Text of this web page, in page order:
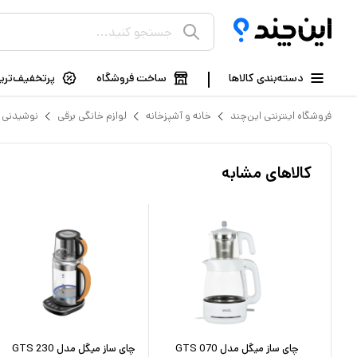
دسته‌بندی کالاها ساخت فروشگاه
فروشگاه اینترنتی این‌چند خانه و آشپزخانه لوازم خانگی برقی
کالاهای مشابه
چای ساز میگل مدل GTS 070
چای ساز میگل مدل GTS 230